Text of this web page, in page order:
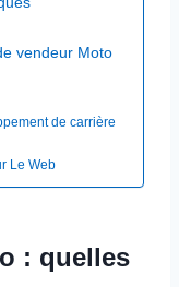
vendeur Moto
de carrière
Le Web​
: quelles